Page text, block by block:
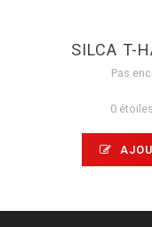
SILCA T-
Pas
0